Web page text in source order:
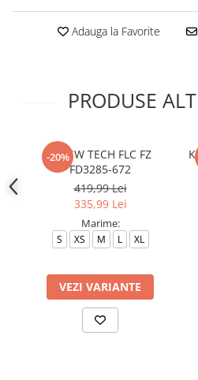
Adauga la Favorite
PRODUSE
-20%
B NSW TECH FLC FZ
FD3285-672
419,99 Lei
335,99 Lei
Marime:
S XS M L XL
VEZI VARIANTE